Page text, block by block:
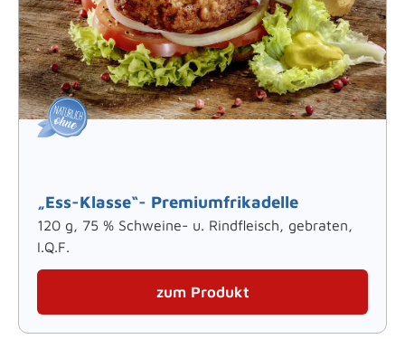
„Ess-Klasse“- Premiumfrikadelle
120 g, 75 % Schweine- u. Rindfleisch, gebraten,
I.Q.F.
zum Produkt